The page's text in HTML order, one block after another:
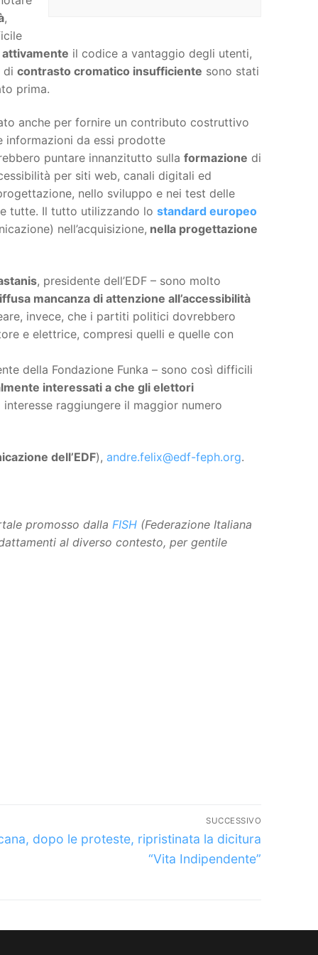
,
il codice a vantaggio degli utenti,
di contrasto cromatico insufficiente sono stati
prima.
anche per fornire un contributo costruttivo
da essi prodotte
puntare innanzitutto sulla formazione di
per siti web, canali digitali ed
nello sviluppo e nei test delle
tutte. Il tutto utilizzando lo standard europeo
nell’acquisizione, nella progettazione
, presidente dell’EDF – sono molto
mancanza di attenzione all’accessibilità
invece, che i partiti politici dovrebbero
e elettrice, compresi quelli e quelle con
della Fondazione Funka – sono così difficili
interessati a che gli elettori
raggiungere il maggior numero
dell’EDF), andre.felix@edf-feph.org.
promosso dalla FISH (Federazione Italiana
al diverso contesto, per gentile
SUCCESSIVO
dopo le proteste, ripristinata la dicitura
“Vita Indipendente”